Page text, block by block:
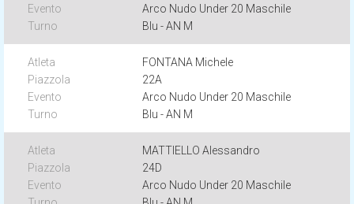
Arco Nudo Under 20 Maschile
Blu - AN M
FONTANA Michele
22A
Arco Nudo Under 20 Maschile
Blu - AN M
MATTIELLO Alessandro
24D
Arco Nudo Under 20 Maschile